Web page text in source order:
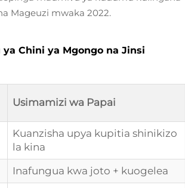
Mageuzi mwaka 2022.
Chini ya Mgongo na Jinsi
Usimamizi wa Papai
Kuanzisha upya kupitia shinikizo
la kina
Inafungua kwa joto + kuogelea